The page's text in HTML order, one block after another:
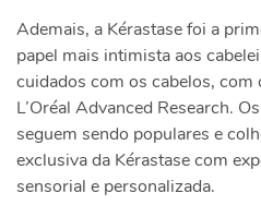
Ademais, a Kérastase foi a
papel mais intimista aos
cuidados com os cabelos,
L’Oréal Advanced Research.
seguem sendo populares e
exclusiva da Kérastase com
sensorial e personalizada.